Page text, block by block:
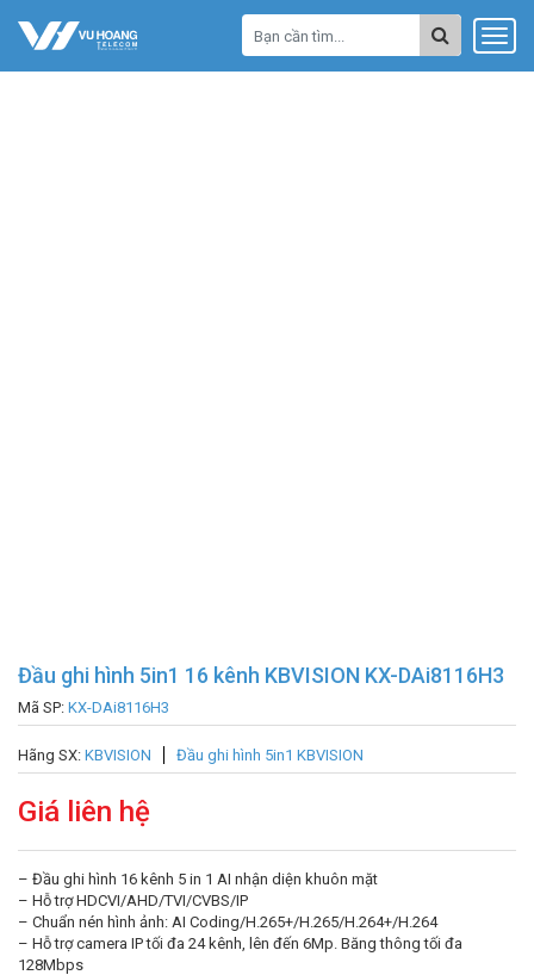
Đầu ghi hình 5in1 16 kênh KBVISION KX-DAi8116H3
Mã SP: KX-DAi8116H3
Hãng SX: KBVISION Đầu ghi hình 5in1 KBVISION
Giá liên hệ
– Đầu ghi hình 16 kênh 5 in 1 AI nhận diện khuôn mặt
– Hỗ trợ HDCVI/AHD/TVI/CVBS/IP
– Chuẩn nén hình ảnh: AI Coding/H.265+/H.265/H.264+/H.264
– Hỗ trợ camera IP tối đa 24 kênh, lên đến 6Mp. Băng thông tối đa
128Mbps